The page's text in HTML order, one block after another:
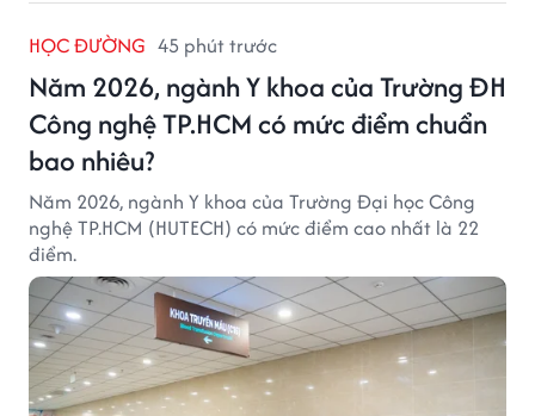
HỌC ĐƯỜNG 45 phút trước
Năm 2026, ngành Y khoa của Trường ĐH
Công nghệ TP.HCM có mức điểm chuẩn
bao nhiêu?
Năm 2026, ngành Y khoa của Trường Đại học Công
nghệ TP.HCM (HUTECH) có mức điểm cao nhất là 22
điểm.